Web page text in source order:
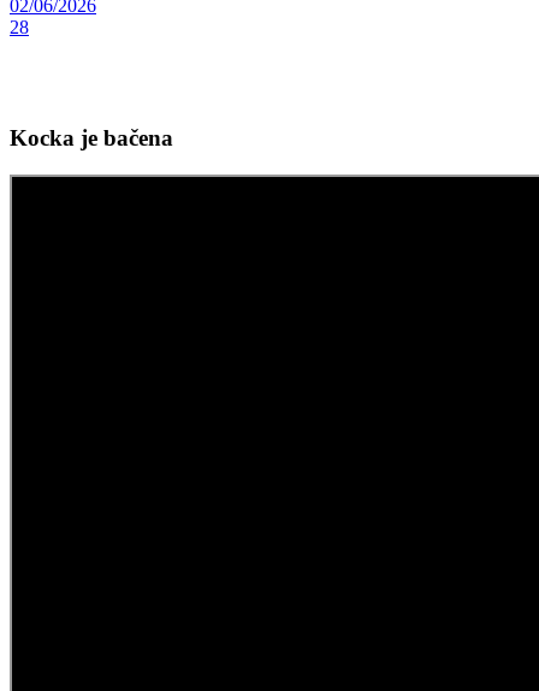
02/06/2026
28
Kocka je bačena